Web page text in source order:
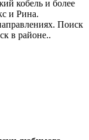
кобель и более
и Рина.
Поиск
в районе..